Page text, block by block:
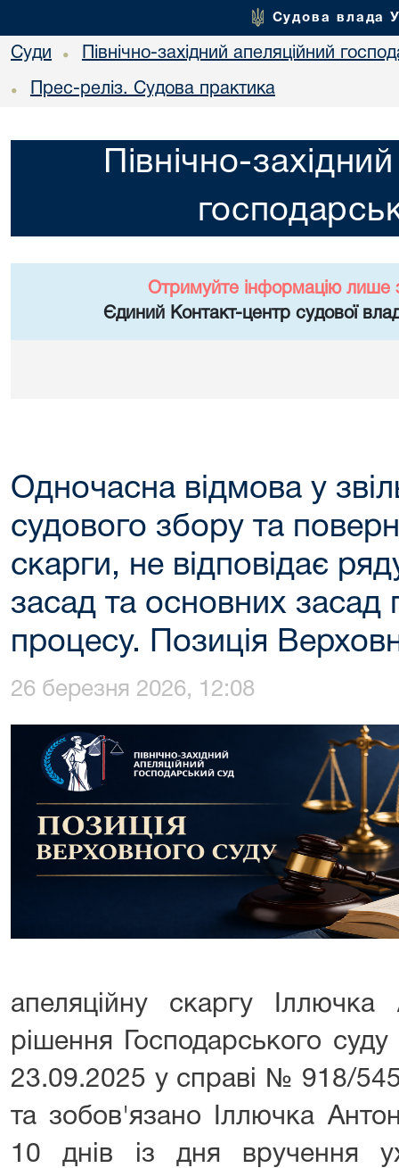
Судова влада
Суди • Північно-західний апеляційний
• Прес-реліз. Судова практика
Північно-
Отримуйте інформацію лише
Єдиний Контакт-центр судової
Одночасна відмова у
судового збору та
скарги, не відповідає
засад та основних засад
процесу. Позиція
26 березня 2026, 12:08
апеляційну скаргу
рішення Господарського суду
23.09.2025 у справі № 918/
та зобов'язано Іллючка
10 днів із дня вручення